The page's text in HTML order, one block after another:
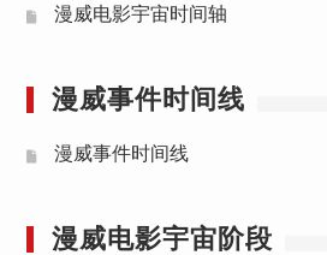
漫威电影宇宙时间轴
漫威事件时间线
漫威事件时间线
漫威电影宇宙阶段